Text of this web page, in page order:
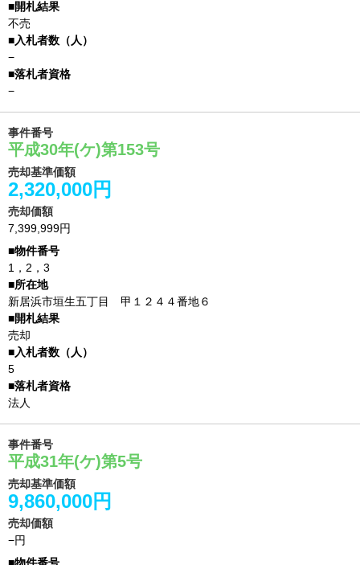
不売
−
−
事件番号
平成30年(ケ)第153号
売却基準価額
2,320,000円
売却価額
7,399,999円
1，2，3
新居浜市垣生五丁目 甲１２４４番地６
売却
5
法人
事件番号
平成31年(ケ)第5号
売却基準価額
9,860,000円
売却価額
−円